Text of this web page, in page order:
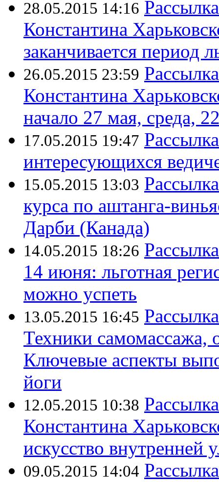
28.05.2015 14:16
Константина
заканчивается период
26.05.2015 23:59
Константина
начало 27 мая, среда,
17.05.2015 19:47
интересующихся
15.05.2015 13:03
курса по аштанга-
Дарби (Канада)
14.05.2015 18:26
14 июня: льготная
можно успеть
13.05.2015 16:45
Техники самомассажа,
Ключевые аспекты
йоги
12.05.2015 10:38
Константина
искусство внутренней
09.05.2015 14:04